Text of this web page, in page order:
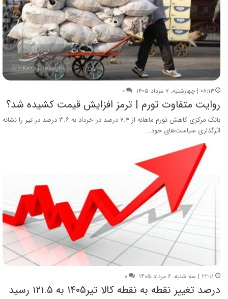
۰۸:۱۳ | چهارشنبه، ۷ مرداد ۱۴۰۵ ۰
روایت متفاوت تورم | ترمز افزایش قیمت کشیده شد؟
بانک مرکزی کاهش تورم ماهانه از ۷.۴ درصد در خرداد به ۳.۶ درصد در تیر را نشانه
اثرگذاری سیاست‌های خود…
۲۲:۰۱ | سه شنبه، ۶ مرداد ۱۴۰۵ ۰
درصد تغییر نقطه به نقطه کالا تیر۱۴۰۵ به ۱۲۱.۵ رسید